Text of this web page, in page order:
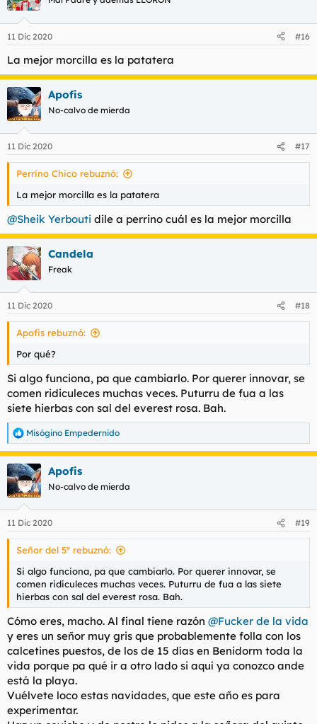
i
e
:
11 Dic 2020 #16
La mejor morcilla es la patatera
Apofis
No-calvo de mierda
11 Dic 2020 #17
Perrino Chico rebuznó:
La mejor morcilla es la patatera
@Sheik Yerbouti dile a perrino cuál es la mejor morcilla
Candela
Freak
11 Dic 2020 #18
Apofis rebuznó:
Por qué?
Si algo funciona, pa que cambiarlo. Por querer innovar, se
comen ridiculeces muchas veces. Puturru de fua a las
siete hierbas con sal del everest rosa. Bah.
R
e
a
c
c
i
e
s
Misógino Empedernido
Apofis
No-calvo de mierda
11 Dic 2020 #19
Señor del 5º rebuznó:
Si algo funciona, pa que cambiarlo. Por querer innovar, se
comen ridiculeces muchas veces. Puturru de fua a las siete
hierbas con sal del everest rosa. Bah.
Cómo eres, macho. Al final tiene razón @Fucker de la vida
y eres un señor muy gris que probablemente folla con los
calcetines puestos, de los de 15 días en Benidorm toda la
vida porque pa qué ir a otro lado si aquí ya conozco ande
está la playa.
Vuélvete loco estas navidades, que este año es para
experimentar.